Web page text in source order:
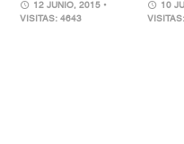
12 JUNIO, 2015 •
VISITAS: 4643
10